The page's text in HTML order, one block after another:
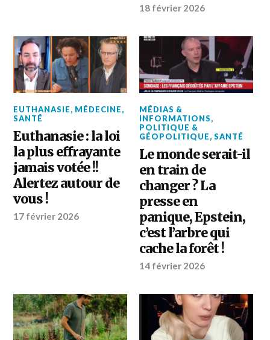
18 février 2026
EUTHANASIE, MÉDECINE,
SANTÉ
Euthanasie : la loi
la plus effrayante
jamais votée !!
Alertez autour de
vous !
17 février 2026
MÉDIAS &
INFORMATIONS,
POLITIQUE &
GÉOPOLITIQUE,SANTÉ
Le monde serait-il
en train de
changer ? La
presse en
panique, Epstein,
c’est l’arbre qui
cache la forêt !
14 février 2026